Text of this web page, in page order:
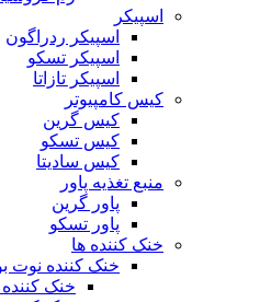
اسپیکر
اسپیکر ردراگون
اسپیکر تسکو
اسپیکر تازاتا
کیس کامپیوتر
کیس گرین
کیس تسکو
کیس سادیتا
منبع تغذیه‌ پاور
پاور گرین
پاور تسکو
خنک کننده ها
خنک کننده نوت
خنک